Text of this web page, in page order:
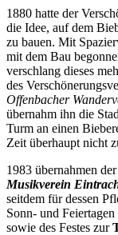
1880 hatte der
die Idee, auf dem
zu bauen. Mit
mit dem Bau
verschlang dieses
des
Offenbacher
übernahm ihn die
Turm an einen
Zeit überhaupt nicht
1983 übernahmen
Musikverein
seitdem für dessen
Sonn- und
sowie des Festes zur